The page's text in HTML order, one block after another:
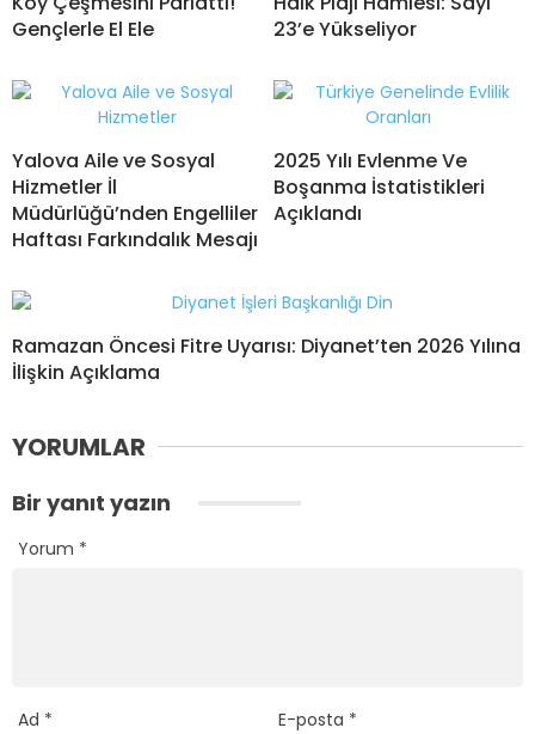
Gençlerle El Ele
23’e Yükseliyor
Yalova Aile ve Sosyal
Hizmetler İl
Müdürlüğü’nden Engelliler
Haftası Farkındalık Mesajı
2025 Yılı Evlenme Ve
Boşanma İstatistikleri
Açıklandı
Ramazan Öncesi Fitre Uyarısı: Diyanet’ten 2026 Yılına
İlişkin Açıklama
YORUMLAR
Bir yanıt yazın
Yorum *
Ad * E-posta *